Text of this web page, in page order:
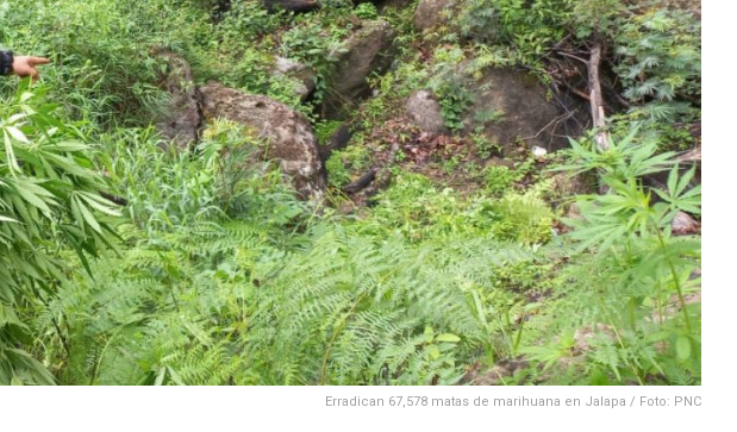
Erradican 67,578 matas de marihuana en Jalapa / Foto: PNC